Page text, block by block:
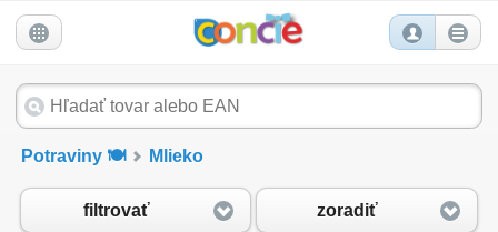
Potraviny 🍽️ Mlieko
filtrovať zoradiť